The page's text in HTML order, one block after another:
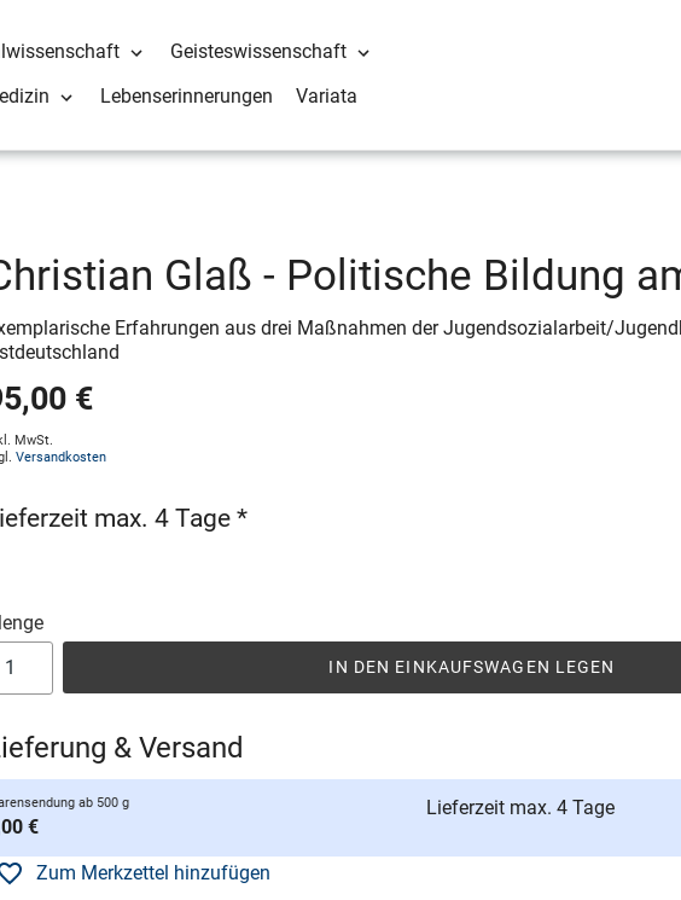
Geisteswissenschaft
Lebenserinnerungen Variata
Glaß - Politische Bildung
Erfahrungen aus drei Maßnahmen der Jugendsozialarbeit/
€
MwSt.
Versandkosten
max. 4 Tage *
IN DEN EINKAUFSWAGEN LEGEN
& Versand
ab 500 g
€
Lieferzeit max. 4 Tage
Zum Merkzettel hinzufügen